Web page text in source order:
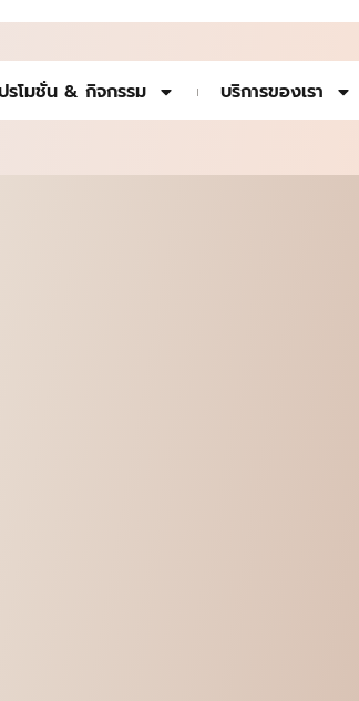
รโมชั่น & กิจกรรม บริการของเรา